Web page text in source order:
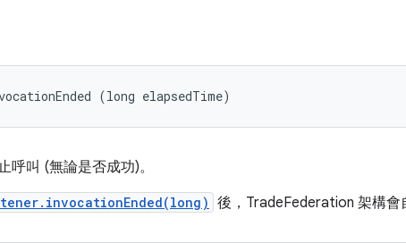
(long elapsedTime)
呼叫 (無論是否成功)。
後，TradeFederation 架構會